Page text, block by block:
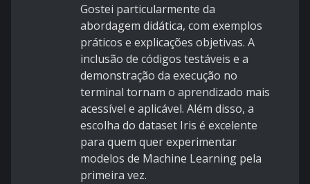
Gostei particularmente da
abordagem didática, com exemplos
práticos e explicações objetivas. A
inclusão de códigos testáveis e a
demonstração da execução no
terminal tornam o aprendizado mais
acessível e aplicável. Além disso, a
escolha do dataset Iris é excelente
para quem quer experimentar
modelos de Machine Learning pela
primeira vez.